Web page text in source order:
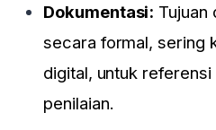
Dokumentasi: Tujuan
secara formal, sering
digital, untuk
penilaian.